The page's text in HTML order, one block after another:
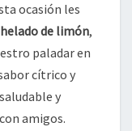
ocasión les
de limón,
paladar en
cítrico y
y
amigos.